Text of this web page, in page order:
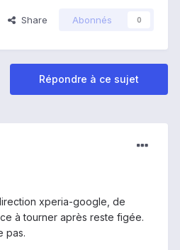
Share Abonnés 0
Répondre à ce sujet
xperia-google, de
à tourner après reste figée.
pas.